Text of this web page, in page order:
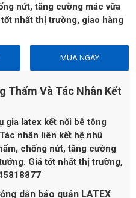
nứt, tăng cường mác vữa
nhất thị trường, giao hàng
MUA NGAY
Thấm Và Tác Nhân Kết
gia latex kết nối bê tông
nhân liên kết hệ nhũ
chống nứt, tăng cường
Giá tốt nhất thị trường,
dẫn bảo quản LATEX